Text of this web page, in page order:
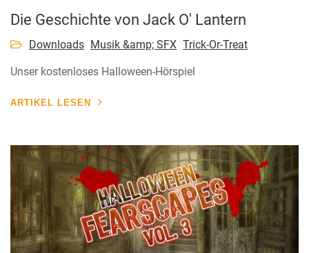
Die Geschichte von Jack O' Lantern
Downloads Musik &amp; SFX Trick-Or-Treat
Unser kostenloses Halloween-Hörspiel
ARTIKEL LESEN